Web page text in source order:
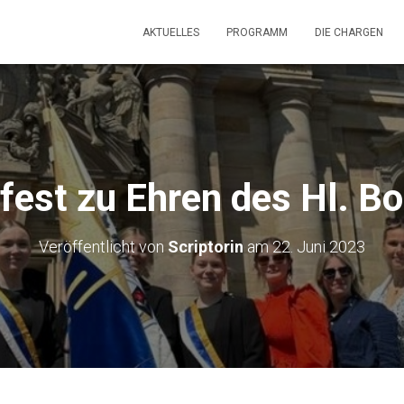
AKTUELLES PROGRAMM DIE CHARGEN
zu Ehren des Hl.
Veröffentlicht von Scriptorin am22. Juni 2023